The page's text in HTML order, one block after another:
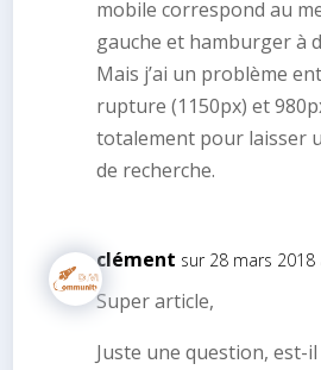
mobile correspond au
gauche et hamburger à
Mais j’ai un problème
rupture (1150px) et
totalement pour laisser
de recherche.
clément sur 28 mars
Super article,
Juste une question, est-